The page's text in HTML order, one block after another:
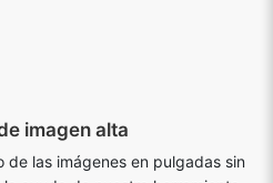
imagen alta
de las imágenes en pulgadas sin